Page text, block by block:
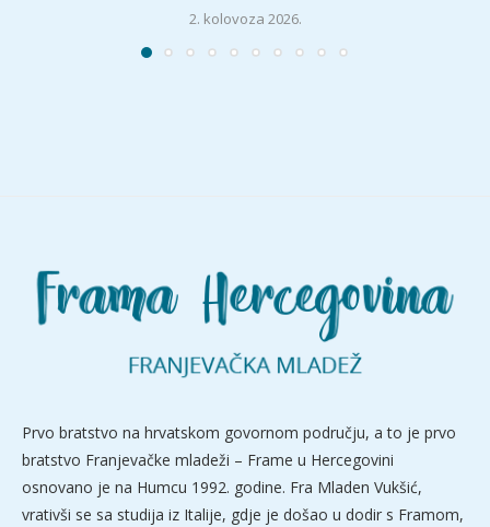
2. kolovoza 2026.
Prvo bratstvo na hrvatskom govornom području, a to je prvo
bratstvo Franjevačke mladeži – Frame u Hercegovini
osnovano je na Humcu 1992. godine. Fra Mladen Vukšić,
vrativši se sa studija iz Italije, gdje je došao u dodir s Framom,